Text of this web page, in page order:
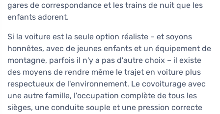
gares de correspondance et les trains de nuit que les
enfants adorent.
Si la voiture est la seule option réaliste – et soyons
honnêtes, avec de jeunes enfants et un équipement de
montagne, parfois il n'y a pas d'autre choix – il existe
des moyens de rendre même le trajet en voiture plus
respectueux de l'environnement. Le covoiturage avec
une autre famille, l'occupation complète de tous les
sièges, une conduite souple et une pression correcte